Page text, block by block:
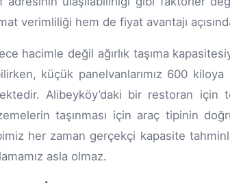
verimliliği hem de fiyat avantajı
hacimle değil ağırlık taşıma
küçük panelvanlarımız 600
Alibeyköy’daki bir restoran
taşınması için araç tipinin
her zaman gerçekçi kapasite
asla olmaz.